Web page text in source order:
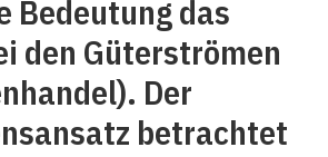
Bedeutung das
den Güterströmen
Der
betrachtet